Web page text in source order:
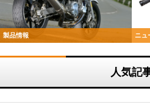
製品情報 ニュ
人気記